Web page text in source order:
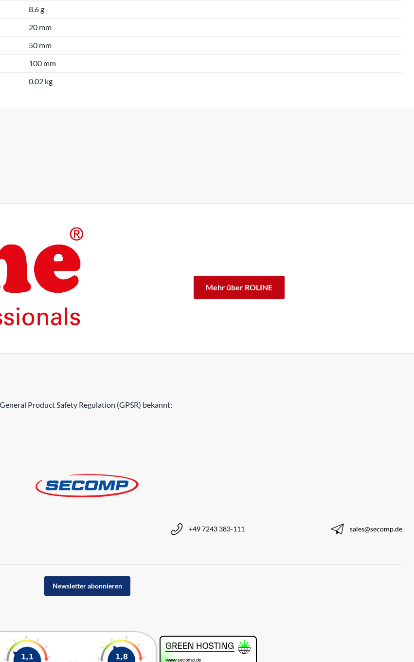
8.6 g
20 mm
50 mm
100 mm
0.02 kg
Mehr über ROLINE
Product Safety Regulation (GPSR) bekannt:
+49 7243 383-111 sales@secomp.de
Newsletter abonnieren